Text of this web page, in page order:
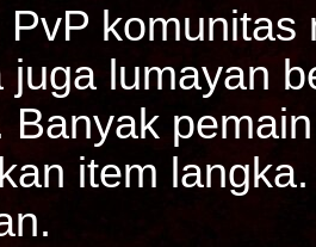
juga lumayan
Banyak
item